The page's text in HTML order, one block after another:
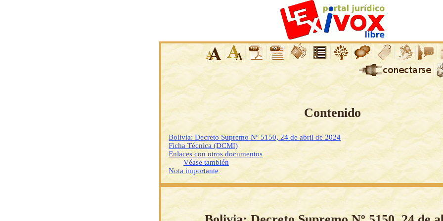
Contenido
Bolivia: Decreto Supremo Nº 5150, 24 de abril de 2024
Ficha Técnica (DCMI)
Enlaces con otros documentos
Véase también
Nota importante